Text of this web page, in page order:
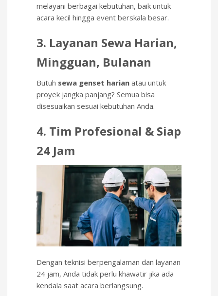
melayani berbagai kebutuhan, baik untuk
acara kecil hingga event berskala besar.
3. Layanan Sewa Harian,
Mingguan, Bulanan
Butuh sewa genset harian atau untuk
proyek jangka panjang? Semua bisa
disesuaikan sesuai kebutuhan Anda.
4. Tim Profesional & Siap
24 Jam
Dengan teknisi berpengalaman dan layanan
24 jam, Anda tidak perlu khawatir jika ada
kendala saat acara berlangsung.